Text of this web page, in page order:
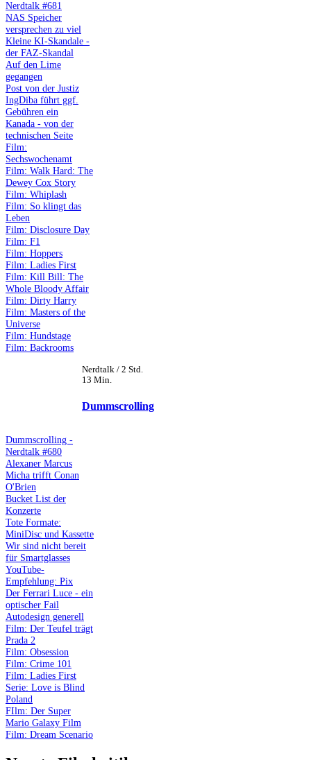
Nerdtalk #681
NAS Speicher
versprechen zu viel
Kleine KI-Skandale -
der FAZ-Skandal
Auf den Lime
gegangen
Post von der Justiz
IngDiba führt ggf.
Gebühren ein
Kanada - von der
technischen Seite
Film:
Sechswochenamt
Film: Walk Hard: The
Dewey Cox Story
Film: Whiplash
Film: So klingt das
Leben
Film: Disclosure Day
Film: F1
Film: Hoppers
Film: Ladies First
Film: Kill Bill: The
Whole Bloody Affair
Film: Dirty Harry
Film: Masters of the
Universe
Film: Hundstage
Film: Backrooms
Nerdtalk / 2 Std.
13 Min.
Dummscrolling
Dummscrolling -
Nerdtalk #680
Alexaner Marcus
Micha trifft Conan
O'Brien
Bucket List der
Konzerte
Tote Formate:
MiniDisc und Kassette
Wir sind nicht bereit
für Smartglasses
YouTube-
Empfehlung: Pix
Der Ferrari Luce - ein
optischer Fail
Autodesign generell
Film: Der Teufel trägt
Prada 2
Film: Obsession
Film: Crime 101
Film: Ladies First
Serie: Love is Blind
Poland
FIlm: Der Super
Mario Galaxy Film
Film: Dream Scenario